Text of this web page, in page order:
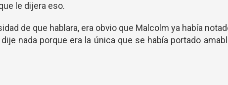
le dijera eso.
de que hablara, era obvio que Malcolm ya había
nada porque era la única que se había portado